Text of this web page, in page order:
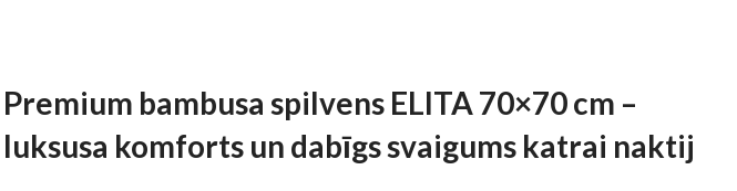
Premium bambusa spilvens ELITA 70×70 cm –
luksusa komforts un dabīgs svaigums katrai naktij